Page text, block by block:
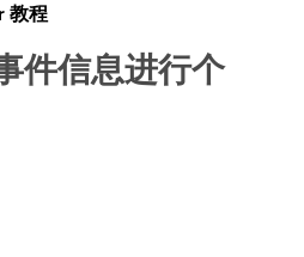
教程
件信息进行个